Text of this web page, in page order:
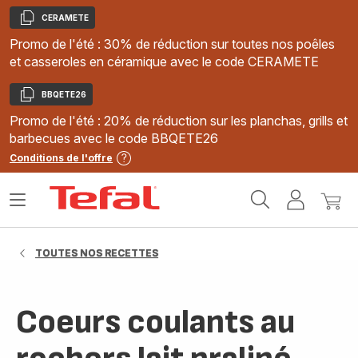
Copier
CERAMETE
Promo de l'été : 30% de réduction sur toutes nos poêles
et casseroles en céramique avec le code CERAMETE
Copier
BBQETE26
Promo de l'été : 20% de réduction sur les planchas, grills et
barbecues avec le code BBQETE26
Conditions de l'offre
MonMon
Ouvrir
TOUTES NOS RECETTES
Coeurs coulants au